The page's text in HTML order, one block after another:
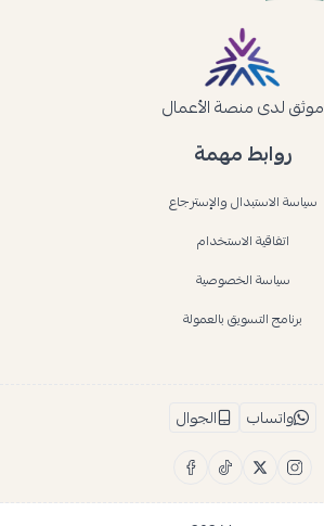
روابط مهمة
سياسة الاستبدال والإسترجاع
اتفاقية الاستخدام
سياسة الخصوصية
برنامج التسويق بالعمولة
موثق لدى منصة الأعمال
واتساب الجوال